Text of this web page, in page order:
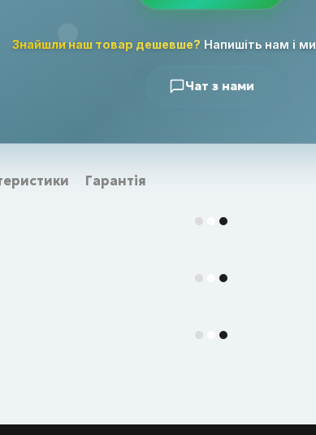
Знайшли наш товар дешевше? Напишіть нам і ми
Чат з нами
Гарантія